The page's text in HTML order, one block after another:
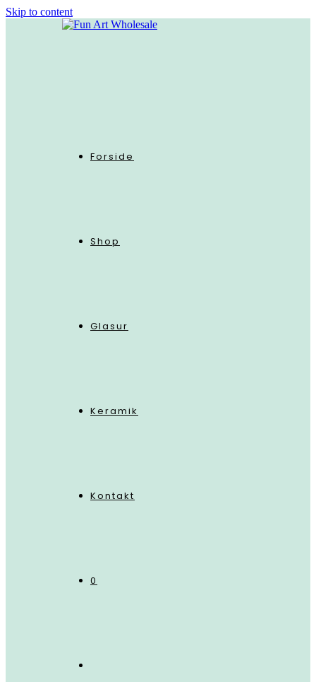
Skip to content
Forside
Shop
Glasur
Keramik
Kontakt
0